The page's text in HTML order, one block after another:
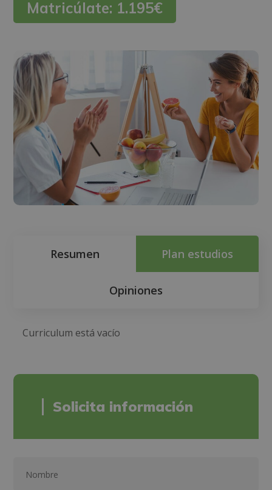
Matricúlate: 1.195€
Resumen Plan estudios
Opiniones
Curriculum está vacío
Solicita información